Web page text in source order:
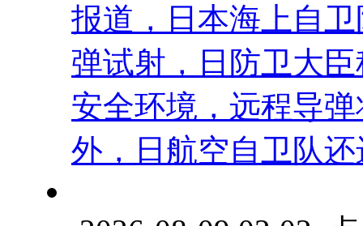
报道，日本海上自
弹试射，日防卫大
安全环境，远程导
外，日航空自卫队还